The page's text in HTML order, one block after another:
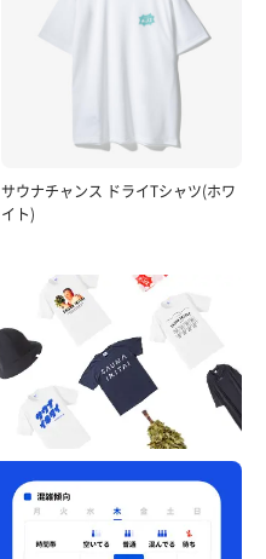
サウナチャンス ドライTシャツ(ホワ
イト)